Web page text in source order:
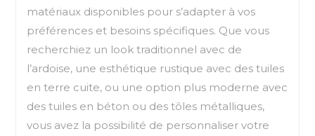
matériaux disponibles pour s’adapter à vos
préférences et besoins spécifiques. Que vous
recherchiez un look traditionnel avec de
l’ardoise, une esthétique rustique avec des tuiles
en terre cuite, ou une option plus moderne avec
des tuiles en béton ou des tôles métalliques,
vous avez la possibilité de personnaliser votre